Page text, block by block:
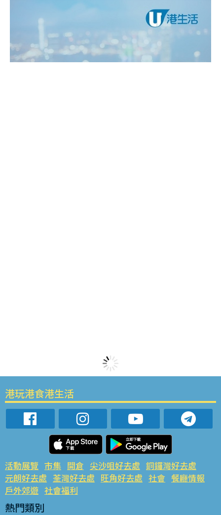
港玩港食港生活
活動展覽 市集 開倉 尖沙咀好去處 銅鑼灣好去處
元朗好去處 荃灣好去處 旺角好去處 社會 餐廳情報
戶外郊遊 社會福利
熱門類別